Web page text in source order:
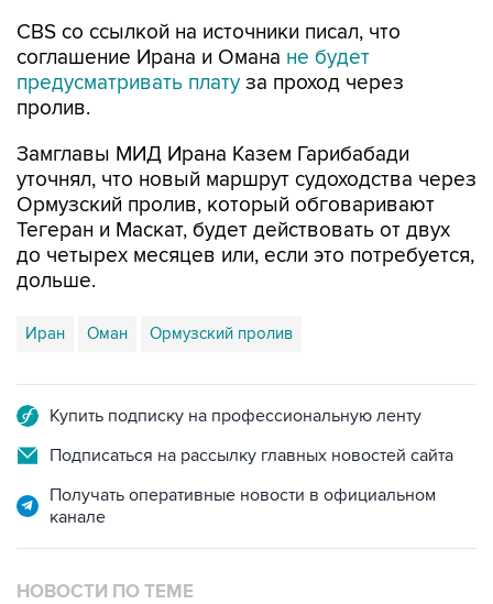
CBS со ссылкой на источники писал, что
соглашение Ирана и Омана не будет
предусматривать плату за проход через
пролив.
Замглавы МИД Ирана Казем Гарибабади
уточнял, что новый маршрут судоходства через
Ормузский пролив, который обговаривают
Тегеран и Маскат, будет действовать от двух
до четырех месяцев или, если это потребуется,
дольше.
Иран Оман Ормузский пролив
Купить подписку на профессиональную ленту
Подписаться на рассылку главных новостей сайта
Получать оперативные новости в официальном
канале
НОВОСТИ ПО ТЕМЕ